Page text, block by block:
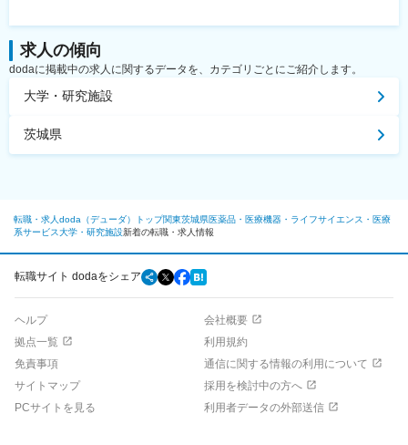
求人の傾向
dodaに掲載中の求人に関するデータを、カテゴリごとにご紹介します。
大学・研究施設
茨城県
転職・求人doda（デューダ）トップ関東茨城県医薬品・医療機器・ライフサイエンス・医療
系サービス大学・研究施設新着の転職・求人情報
転職サイト dodaをシェア
ヘルプ
会社概要
拠点一覧
利用規約
免責事項
通信に関する情報の利用について
サイトマップ
採用を検討中の方へ
PCサイトを見る
利用者データの外部送信